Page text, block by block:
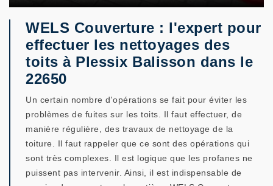
WELS Couverture : l'expert pour
effectuer les nettoyages des
toits à Plessix Balisson dans le
22650
Un certain nombre d'opérations se fait pour éviter les
problèmes de fuites sur les toits. Il faut effectuer, de
manière régulière, des travaux de nettoyage de la
toiture. Il faut rappeler que ce sont des opérations qui
sont très complexes. Il est logique que les profanes ne
puissent pas intervenir. Ainsi, il est indispensable de